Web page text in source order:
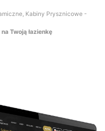
Kabiny Prysznicowe -
Twoją łazienkę